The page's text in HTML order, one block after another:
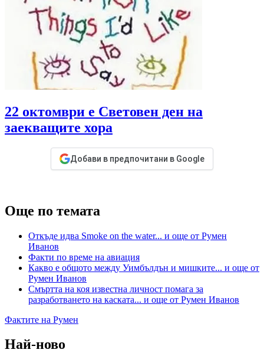
22 октомври е Световен ден на
заекващите хора
Добави в предпочитани в Google
Още по темата
Откъде идва Smoke on the water... и още от Румен
Иванов
Факти по време на авиация
Какво е общото между Уимбълдън и мишките... и още от
Румен Иванов
Смъртта на коя известна личност помага за
разработването на каската... и още от Румен Иванов
Фактите на Румен
Най-ново